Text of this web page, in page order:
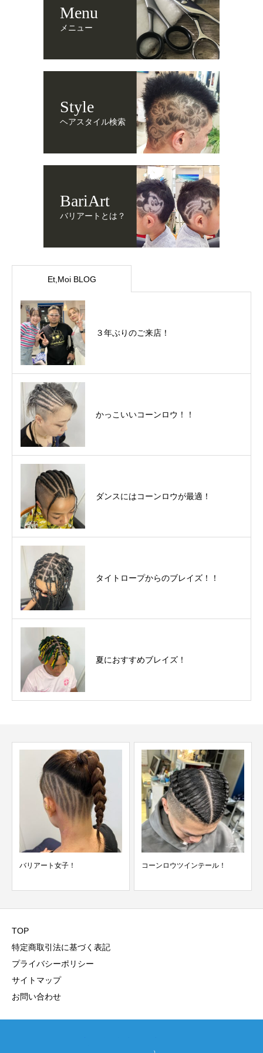
Menu
メニュー
Style
ヘアスタイル検索
BariArt
バリアートとは？
Et,Moi BLOG
３年ぶりのご来店！
かっこいいコーンロウ！！
ダンスにはコーンロウが最適！
タイトロープからのブレイズ！！
夏におすすめブレイズ！
コーンロウツインテール！
可愛いダンスヘアーはコーンロ
TOP
特定商取引法に基づく表記
プライバシーポリシー
サイトマップ
お問い合わせ